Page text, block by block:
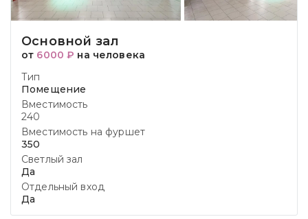
Основной зал
от 6000 ₽ на человека
Тип
Помещение
Вместимость
240
Вместимость на фуршет
350
Светлый зал
Да
Отдельный вход
Да